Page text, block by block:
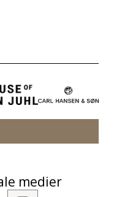
medier